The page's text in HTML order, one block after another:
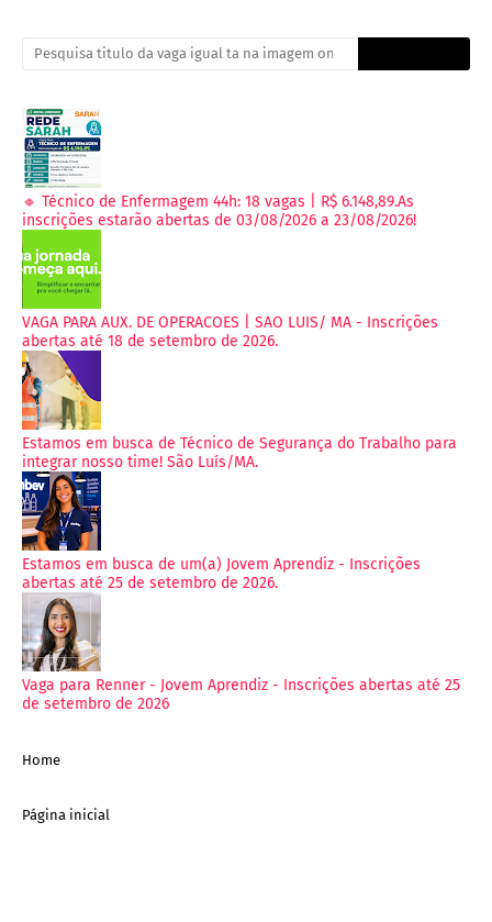
🔹 Técnico de Enfermagem 44h: 18 vagas | R$ 6.148,89.As
inscrições estarão abertas de 03/08/2026 a 23/08/2026!
VAGA PARA AUX. DE OPERACOES | SAO LUIS/ MA - Inscrições
abertas até 18 de setembro de 2026.
Estamos em busca de Técnico de Segurança do Trabalho para
integrar nosso time! São Luís/MA.
Estamos em busca de um(a) Jovem Aprendiz - Inscrições
abertas até 25 de setembro de 2026.
Vaga para Renner - Jovem Aprendiz - Inscrições abertas até 25
de setembro de 2026
Home
Página inicial